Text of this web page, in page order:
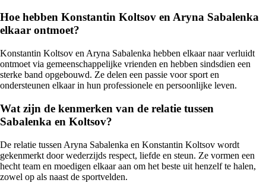
Hoe hebben Konstantin Koltsov en Aryna Sabalenka
elkaar ontmoet?
Konstantin Koltsov en Aryna Sabalenka hebben elkaar naar verluidt
ontmoet via gemeenschappelijke vrienden en hebben sindsdien een
sterke band opgebouwd. Ze delen een passie voor sport en
ondersteunen elkaar in hun professionele en persoonlijke leven.
Wat zijn de kenmerken van de relatie tussen
Sabalenka en Koltsov?
De relatie tussen Aryna Sabalenka en Konstantin Koltsov wordt
gekenmerkt door wederzijds respect, liefde en steun. Ze vormen een
hecht team en moedigen elkaar aan om het beste uit henzelf te halen,
zowel op als naast de sportvelden.